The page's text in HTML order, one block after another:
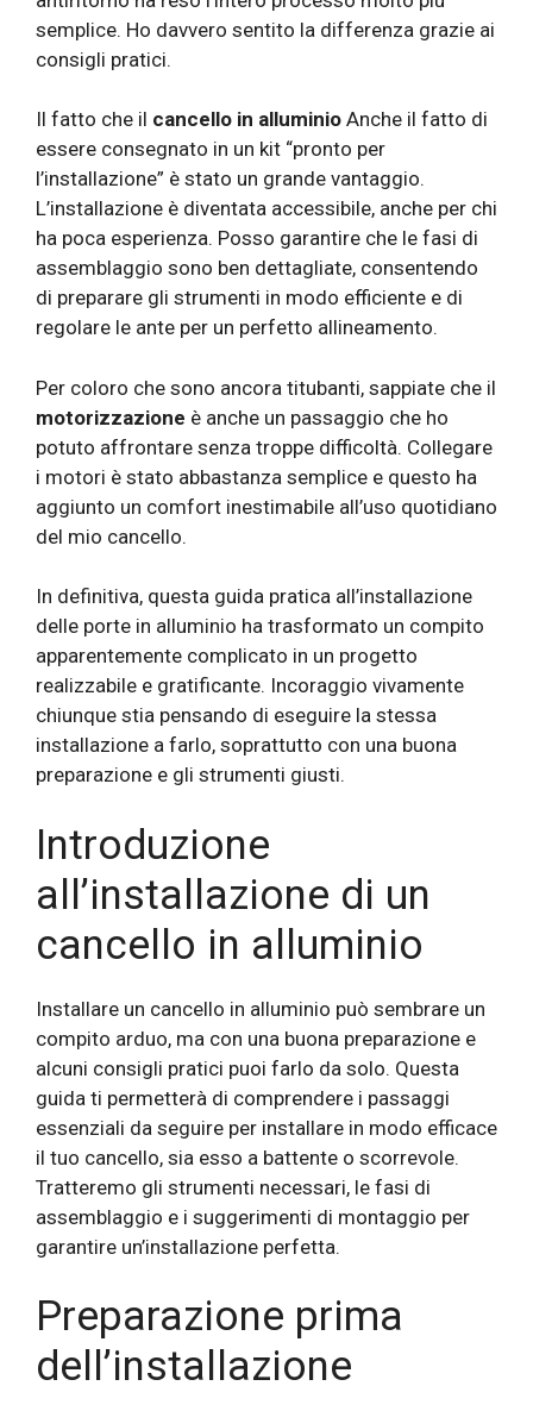
semplice. Ho davvero sentito la differenza grazie ai
consigli pratici.
Il fatto che il cancello in alluminio Anche il fatto di
essere consegnato in un kit “pronto per
l’installazione” è stato un grande vantaggio.
L’installazione è diventata accessibile, anche per chi
ha poca esperienza. Posso garantire che le fasi di
assemblaggio sono ben dettagliate, consentendo
di preparare gli strumenti in modo efficiente e di
regolare le ante per un perfetto allineamento.
Per coloro che sono ancora titubanti, sappiate che il
motorizzazione è anche un passaggio che ho
potuto affrontare senza troppe difficoltà. Collegare
i motori è stato abbastanza semplice e questo ha
aggiunto un comfort inestimabile all’uso quotidiano
del mio cancello.
In definitiva, questa guida pratica all’installazione
delle porte in alluminio ha trasformato un compito
apparentemente complicato in un progetto
realizzabile e gratificante. Incoraggio vivamente
chiunque stia pensando di eseguire la stessa
installazione a farlo, soprattutto con una buona
preparazione e gli strumenti giusti.
Introduzione
all’installazione di un
cancello in alluminio
Installare un cancello in alluminio può sembrare un
compito arduo, ma con una buona preparazione e
alcuni consigli pratici puoi farlo da solo. Questa
guida ti permetterà di comprendere i passaggi
essenziali da seguire per installare in modo efficace
il tuo cancello, sia esso a battente o scorrevole.
Tratteremo gli strumenti necessari, le fasi di
assemblaggio e i suggerimenti di montaggio per
garantire un’installazione perfetta.
Preparazione prima
dell’installazione